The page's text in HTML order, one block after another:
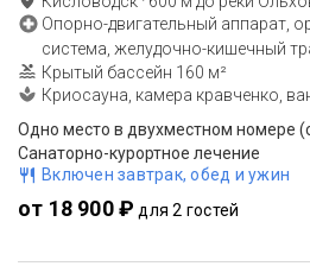
Опорно-двигательный аппарат,
система, желудочно-кишечный
Крытый бассейн 160 м²
Криосауна, камера кравченко,
Одно место в двухместном номере
Санаторно-курортное лечение
Включен завтрак, обед и ужин
от 18 900 ₽ для 2 гостей